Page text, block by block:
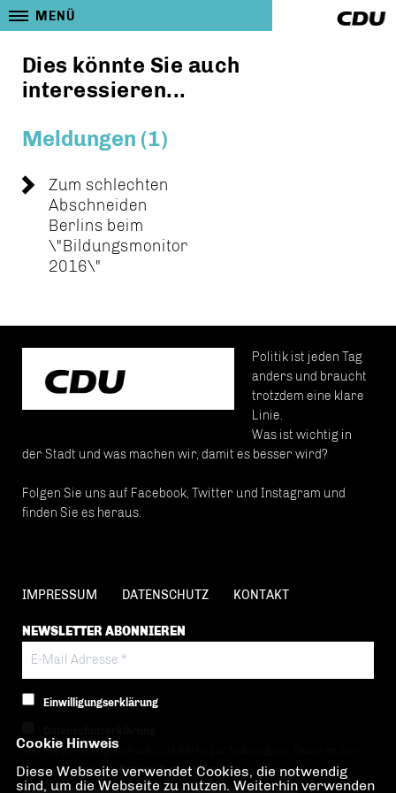
MENÜ
Dies könnte Sie auch
interessieren...
Meldungen (1)
Zum schlechten
Abschneiden
Berlins beim
\"Bildungsmonitor
2016\"
Politik ist jeden Tag
anders und braucht
trotzdem eine klare
Linie.
Was ist wichtig in
der Stadt und was machen wir, damit es besser wird?
Folgen Sie uns auf Facebook, Twitter und Instagram und
finden Sie es heraus.
IMPRESSUM DATENSCHUTZ KONTAKT
NEWSLETTER ABONNIEREN
Einwilligungserklärung
Hiermit berechtige ich die CDU Berlin zur Nutzung der Daten im Sinn
der nachfolgenden Datenschutzerklärung.*
Cookie Hinweis
Diese Webseite verwendet Cookies, die notwendig
sind, um die Webseite zu nutzen. Weiterhin verwenden